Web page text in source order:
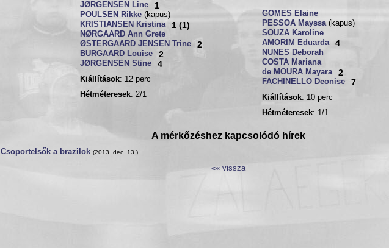
JØRGENSEN Line
1
POULSEN Rikke (kapus)
KRISTIANSEN Kristina
1 (1)
NØRGAARD Ann Grete
ØSTERGAARD JENSEN Trine
2
BURGAARD Louise 2
JØRGENSEN Stine 4
Kiállítások: 12 perc
Hétméteresek: 2/1
GOMES Elaine
PESSOA Mayssa(kapus)
SOUZA Karoline
AMORIM Eduarda
4
NUNES Deborah
COSTA Mariana
de MOURA Mayara
2
FACHINELLO Deonise 7
Kiállítások: 10 perc
Hétméteresek: 1/1
A mérkőzéshez kapcsolódó hírek
Csoportelsők a brazilok (2013. dec. 13.)
«« vissza